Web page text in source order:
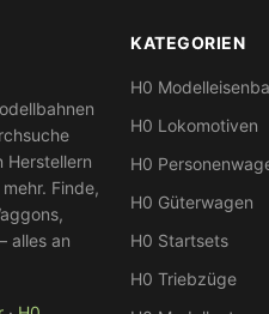
Herstellern
Finde,
alles an
KATEGORIEN
H0
H0 Lokomotiven
H0
H0 Güterwagen
H0 Startsets
H0 Triebzüge